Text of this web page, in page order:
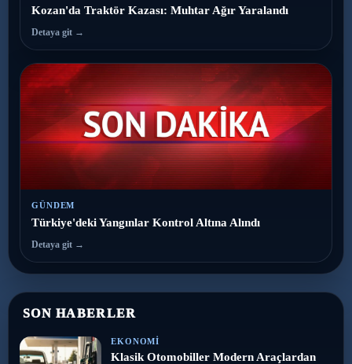
Kozan'da Traktör Kazası: Muhtar Ağır Yaralandı
Detaya git →
GÜNDEM
Türkiye'deki Yangınlar Kontrol Altına Alındı
Detaya git →
SON HABERLER
EKONOMI
Klasik Otomobiller Modern Araçlardan